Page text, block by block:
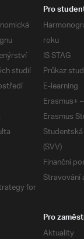
studií
Pro
roku
IS STAG
Průkaz
E-learning
Erasmus+
Erasmus
(SVV)
Finanční
Stravování
for
Pro
Aktuality